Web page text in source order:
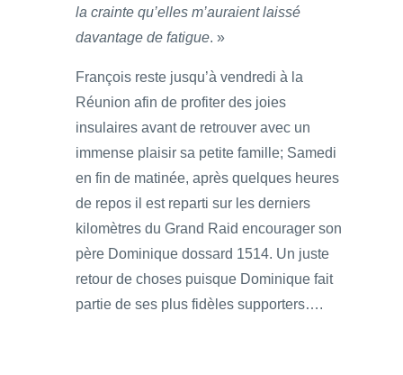
la crainte qu’elles m’auraient laissé
davantage de fatigue. »
François reste jusqu’à vendredi à la
Réunion afin de profiter des joies
insulaires avant de retrouver avec un
immense plaisir sa petite famille; Samedi
en fin de matinée, après quelques heures
de repos il est reparti sur les derniers
kilomètres du Grand Raid encourager son
père Dominique dossard 1514. Un juste
retour de choses puisque Dominique fait
partie de ses plus fidèles supporters….